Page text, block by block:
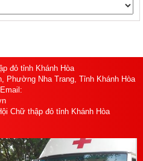
đỏ tỉnh Khánh Hòa
Nha Trang, Tỉnh Khánh Hòa
Chữ thập đỏ tỉnh Khánh Hòa